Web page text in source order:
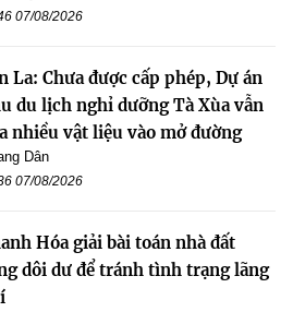
07/08/2026
La: Chưa được cấp phép, Dự án
du lịch nghỉ dưỡng Tà Xùa vẫn
nhiều vật liệu vào mở đường
Dân
07/08/2026
Hóa giải bài toán nhà đất
dôi dư để tránh tình trạng lãng